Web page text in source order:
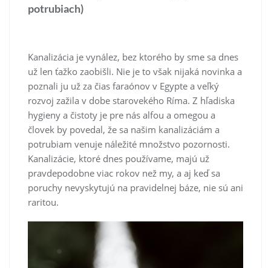
potrubiach)
Kanalizácia je vynález, bez ktorého by sme sa dnes
už len ťažko zaobišli. Nie je to však nijaká novinka a
poznali ju už za čias faraónov v Egypte a veľký
rozvoj zažila v dobe starovekého Ríma. Z hľadiska
hygieny a čistoty je pre nás alfou a omegou a
človek by povedal, že sa našim kanalizáciám a
potrubiam venuje náležité množstvo pozornosti.
Kanalizácie, ktoré dnes používame, majú už
pravdepodobne viac rokov než my, a aj keď sa
poruchy nevyskytujú na pravidelnej báze, nie sú ani
raritou.